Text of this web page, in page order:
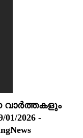
വാർത്തകളും
2026 -